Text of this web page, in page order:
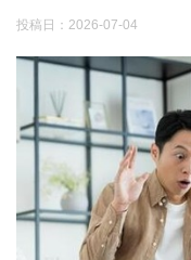
投稿日： 2026-07-04